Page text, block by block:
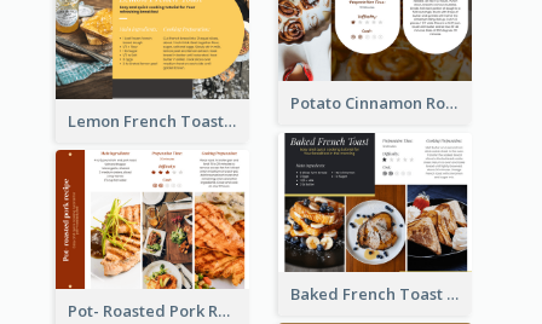
Potato Cinnamon Rolla Recipe Card
Lemon French Toast Recipe Card
Baked French Toast Recipe Card
Pot- Roasted Pork Recipe Card